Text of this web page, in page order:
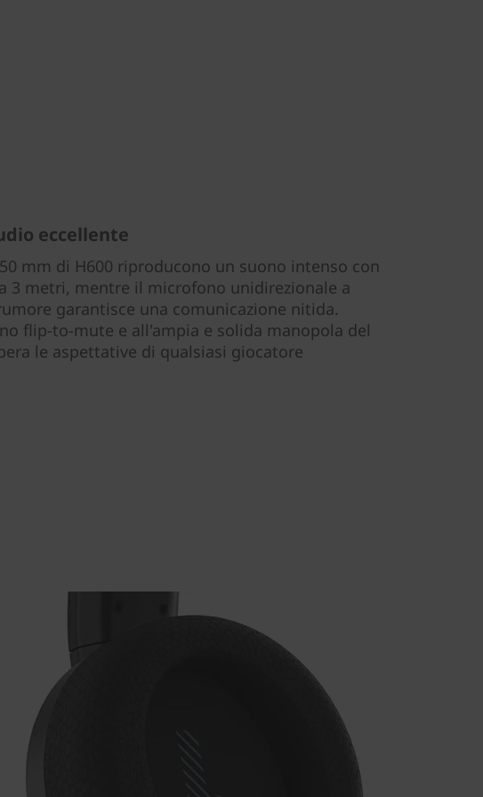
eccellente
mm di H600 riproducono un suono intenso con
3 metri, mentre il microfono unidirezionale a
garantisce una comunicazione nitida.
flip-to-mute e all'ampia e solida manopola del
le aspettative di qualsiasi giocatore